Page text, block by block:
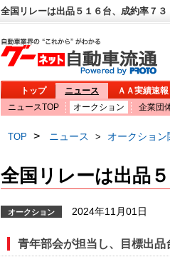
全国リレーは出品５１６台、成約率７
トップ ニュース ＡＡ実績速報
ニュースTOP
オークション 企業団
TOP > ニュース > オークション
全国リレーは出品
オークション 2024年11月01日
青年部会が担当し、目標出品